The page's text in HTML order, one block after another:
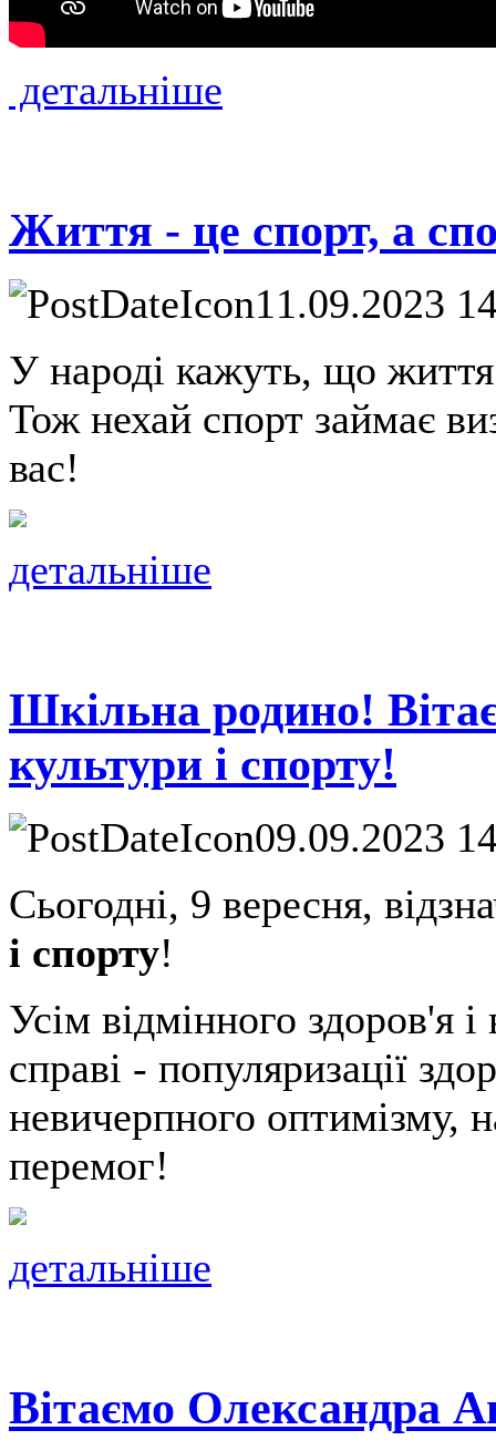
детальніше
Життя - це спорт, а
11.09.2023
У народі кажуть, що
Тож нехай спорт займає
вас!
детальніше
Шкільна родино!
культури і спорту!
09.09.2023
Сьогодні, 9 вересня,
і спорту!
Усім відмінного здоров'я
справі - популяризації
невичерпного оптимізму,
перемог!
детальніше
Вітаємо Олександра